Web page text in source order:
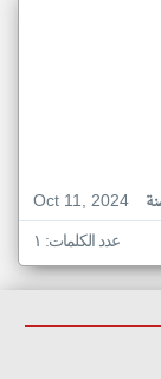
Oct 11, 2024
عدد الكلمات: ١